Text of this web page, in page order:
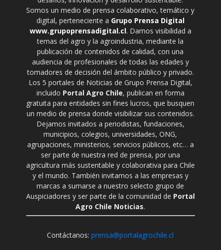
Somos un medio de prensa colaborativo, temático y
digital, perteneciente a Grupo Prensa Digital
www.grupoprensadigital.cl. Damos visibilidad a
temas del agro y la agroindustria, mediante la
publicación de contenidos de calidad, con una
audiencia de profesionales de todas las edades y
tomadores de decisión del ámbito público y privado.
Los 5 portales de Noticias de Grupo Prensa Digital,
incluido Portal Agro Chile, publican en forma
gratuita para entidades sin fines lucros, que busquen
un medio de prensa donde visibilizar sus contenidos.
Dejamos invitados a periodistas, fundaciones,
municipios, colegios, universidades, ONG,
agrupaciones, ministerios, servicios públicos, etc… a
ser parte de nuestra red de prensa, por una
agricultura más sustentable y colaborativa para Chile
y el mundo. También invitamos a las empresas y
marcas a sumarse a nuestro selecto grupo de
Auspiciadores y ser parte de la comunidad de Portal
Agro Chile Noticias.
Contáctanos:prensa@portalagrochile.cl